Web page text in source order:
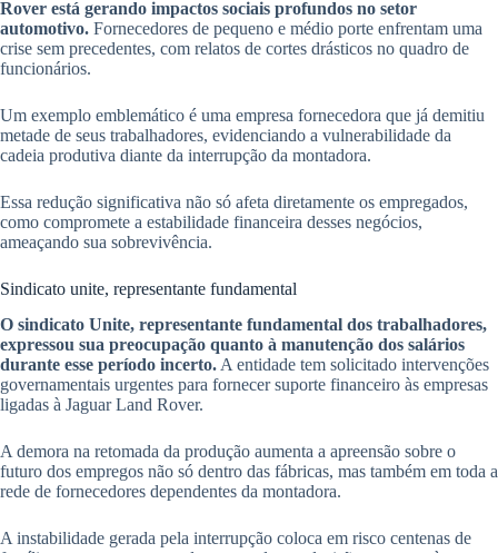
Rover está gerando impactos sociais profundos no setor
automotivo. Fornecedores de pequeno e médio porte enfrentam uma
crise sem precedentes, com relatos de cortes drásticos no quadro de
funcionários.
Um exemplo emblemático é uma empresa fornecedora que já demitiu
metade de seus trabalhadores, evidenciando a vulnerabilidade da
cadeia produtiva diante da interrupção da montadora.
Essa redução significativa não só afeta diretamente os empregados,
como compromete a estabilidade financeira desses negócios,
ameaçando sua sobrevivência.
Sindicato unite, representante fundamental
O sindicato Unite, representante fundamental dos trabalhadores,
expressou sua preocupação quanto à manutenção dos salários
durante esse período incerto. A entidade tem solicitado intervenções
governamentais urgentes para fornecer suporte financeiro às empresas
ligadas à Jaguar Land Rover.
A demora na retomada da produção aumenta a apreensão sobre o
futuro dos empregos não só dentro das fábricas, mas também em toda a
rede de fornecedores dependentes da montadora.
A instabilidade gerada pela interrupção coloca em risco centenas de